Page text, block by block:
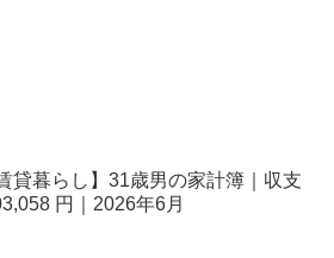
賃貸暮らし】31歳男の家計簿｜収支
円｜2026年6月